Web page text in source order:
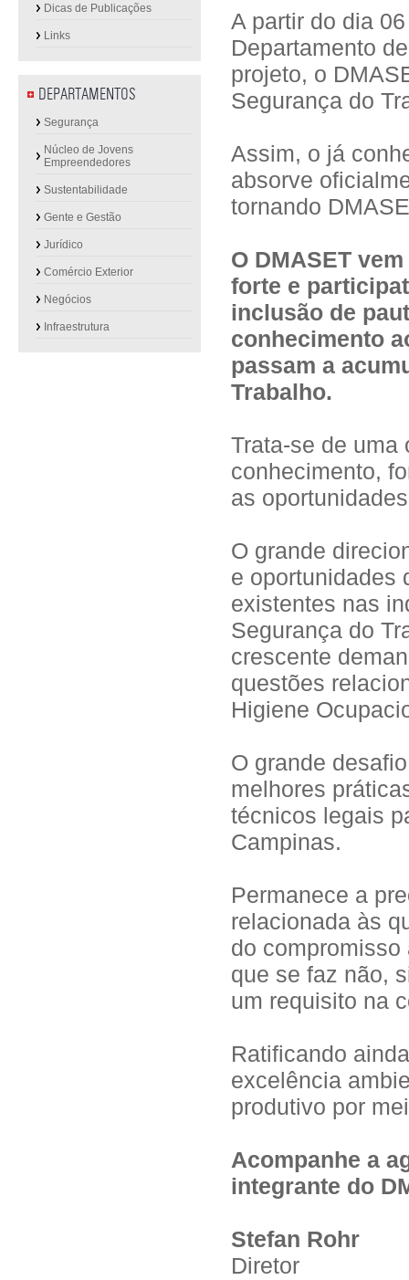
Dicas de Publicações
Links
DEPARTAMENTOS
Segurança
Núcleo de Jovens
Empreendedores
Sustentabilidade
Gente e Gestão
Jurídico
Comércio Exterior
Negócios
Infraestrutura
A partir do dia
Departamento
projeto, o
Segurança do
Assim, o já
absorve
tornando
O DMASET
forte e
inclusão de
conhecimento
passam a
Trabalho.
Trata-se de uma
conhecimento,
as
O grande
e oportunidades
existentes nas
Segurança do
crescente
questões
Higiene
O grande
melhores
técnicos legais
Campinas.
Permanece a
relacionada às
do
que se faz não,
um requisito na
Ratificando
excelência
produtivo por
Acompanhe a
integrante do
Stefan Rohr
Diretor